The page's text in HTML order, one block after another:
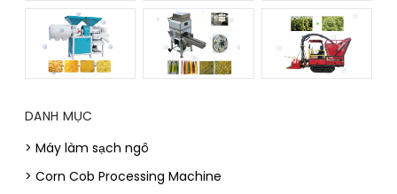
DANH MỤC
> Máy làm sạch ngô
> Corn Cob Processing Machine